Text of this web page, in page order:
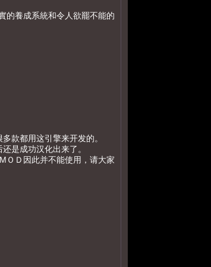
的養成系統和令人欲罷不能的
款都用这引擎来开发的。
是成功汉化出来了。
ＯＤ因此并不能使用，请大家